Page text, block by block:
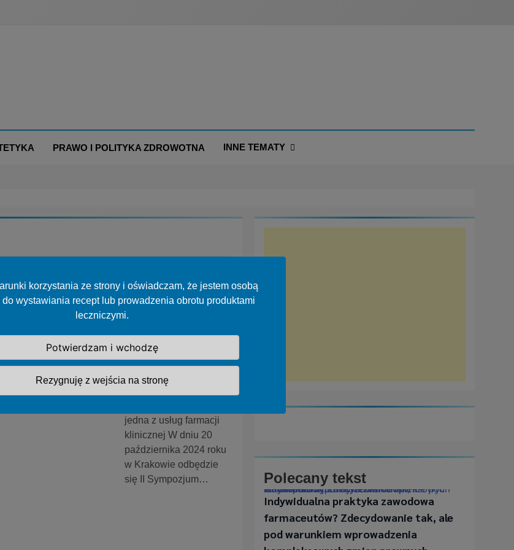
PRAWO I POLITYKA ZDROWOTNA INNE TEMATY
korzystania ze strony i oświadczam, że jestem osobą
wystawiania recept lub prowadzenia obrotu produktami
leczniczymi.
Potwierdzam i wchodzę
Rezygnuję z wejścia na stronę
II Sympozjum
Polskiego
Towarzystwa
Klinicznej i 52
Sympozjum
ESCP
jedna z usług farmacji
klinicznej W dniu 20
października 2024 roku
w Krakowie odbędzie
się II Sympozjum…
Polecany tekst
Indywidualna praktyka zawodowa farmaceutów? Zdecydowanie tak, ale pod warunkiem wprowadzenia kompleksowych zmian prawnych
Indywidualna praktyka zawodowa
farmaceutów? Zdecydowanie tak, ale
pod warunkiem wprowadzenia